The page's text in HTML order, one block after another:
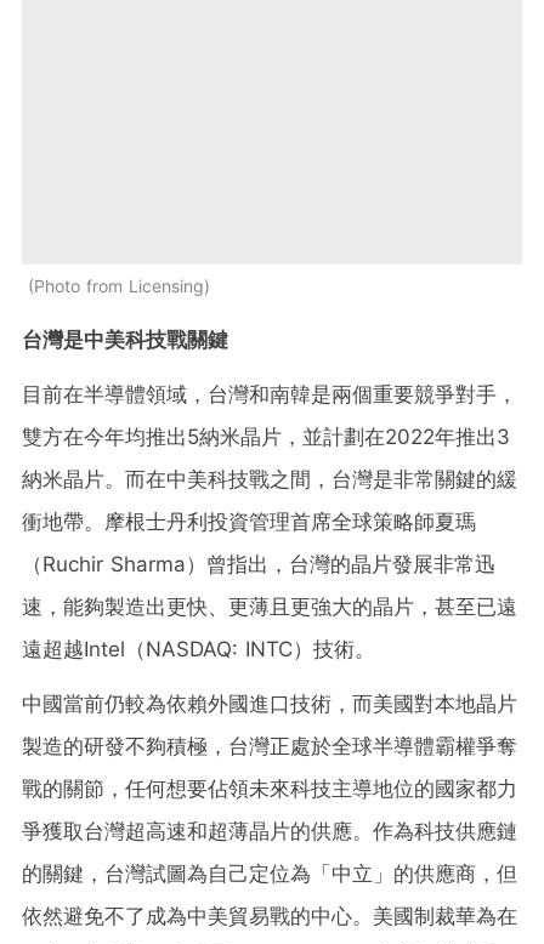
Photo from Licensing
台灣是中美科技戰關鍵
目前在半導體領域，台灣和南韓是兩個重要競爭對手，
雙方在今年均推出5納米晶片，並計劃在2022年推出3
納米晶片。而在中美科技戰之間，台灣是非常關鍵的緩
衝地帶。摩根士丹利投資管理首席全球策略師夏瑪
（Ruchir Sharma）曾指出，台灣的晶片發展非常迅
速，能夠製造出更快、更薄且更強大的晶片，甚至已遠
遠超越Intel（NASDAQ: INTC） 技術。
中國當前仍較為依賴外國進口技術，而美國對本地晶片
製造的研發不夠積極，台灣正處於全球半導體霸權爭奪
戰的關節，任何想要佔領未來科技主導地位的國家都力
爭獲取台灣超高速和超薄晶片的供應。作為科技供應鏈
的關鍵，台灣試圖為自己定位為「中立」的供應商，但
依然避免不了成為中美貿易戰的中心。美國制裁華為在